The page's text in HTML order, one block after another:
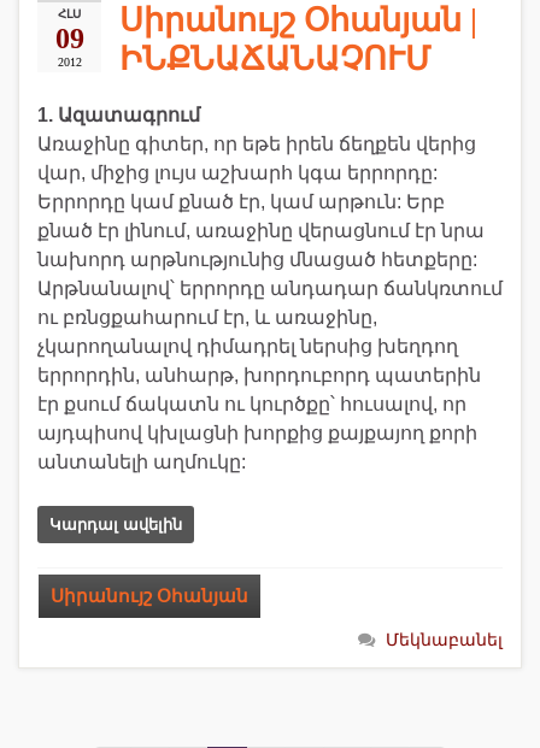
ՀԼՍ
09
2012
Սիրանույշ Օհանյան |
ԻՆՔՆԱՃԱՆԱՉՈՒՄ
1. Ազատագրում
Առաջինը գիտեր, որ եթե իրեն ճեղքեն վերից
վար, միջից լույս աշխարհ կգա երրորդը:
Երրորդը կամ քնած էր, կամ արթուն: Երբ
քնած էր լինում, առաջինը վերացնում էր նրա
նախորդ արթնությունից մնացած հետքերը:
Արթնանալով՝ երրորդը անդադար ճանկռտում
ու բռնցքահարում էր, և առաջինը,
չկարողանալով դիմադրել ներսից խեղդող
երրորդին, անհարթ, խորդուբորդ պատերին
էր քսում ճակատն ու կուրծքը՝ հուսալով, որ
այդպիսով կխլացնի խորքից քայքայող քորի
անտանելի աղմուկը:
Կարդալ ավելին
Սիրանույշ Օհանյան
Մեկնաբանել